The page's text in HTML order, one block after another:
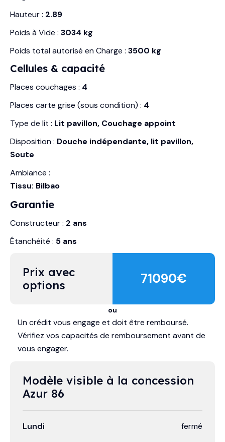
Hauteur : 2.89
Poids à Vide : 3034 kg
Poids total autorisé en Charge : 3500 kg
Cellules & capacité
Places couchages : 4
Places carte grise (sous condition) : 4
Type de lit : Lit pavillon, Couchage appoint
Disposition : Douche indépendante, lit pavillon,
Soute
Ambiance :
Tissu: Bilbao
Garantie
Constructeur : 2 ans
Étanchéité : 5 ans
Prix avec
options
71090€
ou
Un crédit vous engage et doit être remboursé.
Vérifiez vos capacités de remboursement avant de
vous engager.
Modèle visible à la concession
Azur 86
Lundi fermé